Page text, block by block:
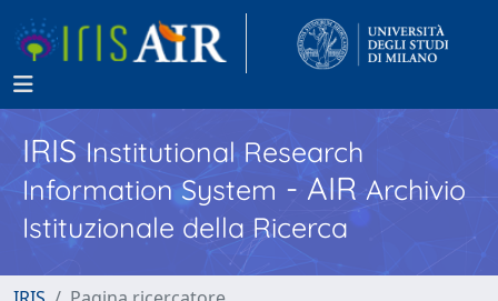
IRISInstitutional Research
Information System - AIR Archivio
Istituzionale della Ricerca